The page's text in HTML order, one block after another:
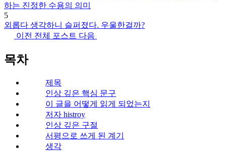
하는 진정한 수용의 의미
5
외롭다 생각하니 슬퍼졌다. 우울한걸까?
이전 전체 포스트 다음
목차
제목
인상 깊은 핵심 문구
이 글을 어떻게 읽게 되었는지
저자 histroy
인상 깊은 구절
서평으로 쓰게 된 계기
생각